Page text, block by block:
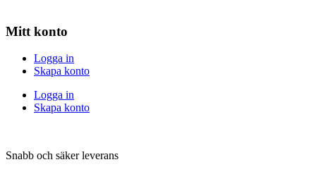
Mitt konto
Logga in
Skapa konto
Logga in
Skapa konto
Snabb och säker leverans